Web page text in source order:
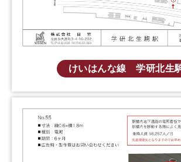
けいはんな線 学研北生